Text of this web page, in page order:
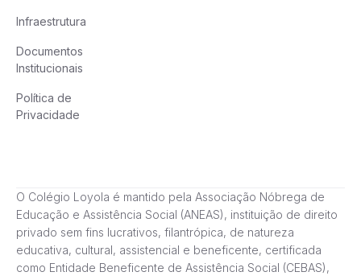
Infraestrutura
Documentos
Institucionais
Política de
Privacidade
O Colégio Loyola é mantido pela Associação Nóbrega de
Educação e Assistência Social (ANEAS), instituição de direito
privado sem fins lucrativos, filantrópica, de natureza
educativa, cultural, assistencial e beneficente, certificada
como Entidade Beneficente de Assistência Social (CEBAS),